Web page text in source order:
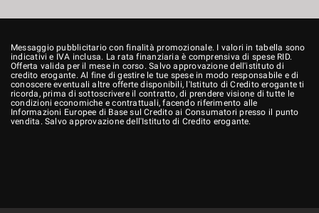
Messaggio pubblicitario con finalità promozionale. I valori in tabella sono
indicativi e IVA inclusa. La rata finanziaria è comprensiva di spese RID.
Offerta valida per il mese in corso. Salvo approvazione dell'istituto di
credito erogante. Al fine di gestire le tue spese in modo responsabile e di
conoscere eventuali altre offerte disponibili, l'Istituto di Credito erogante ti
ricorda, prima di sottoscrivere il contratto, di prendere visione di tutte le
condizioni economiche e contrattuali, facendo riferimento alle
Informazioni Europee di Base sul Credito ai Consumatori presso il punto
vendita. Salvo approvazione dell'Istituto di Credito erogante.